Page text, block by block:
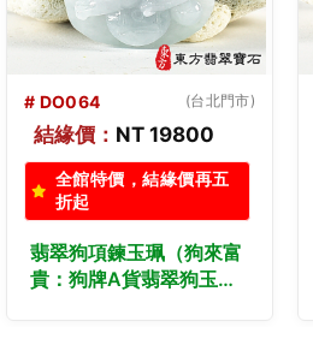
# DO063 (台北門市)
結緣價： NT 9800
全館特價，結緣價再五
折起
翡翠狗項鍊玉珮（狗來富
貴：狗牌A貨翡翠狗玉